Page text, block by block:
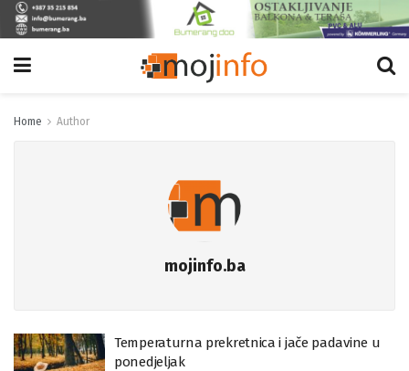
Home Author
mojinfo.ba
Temperaturna prekretnica i jače padavine u
ponedjeljak